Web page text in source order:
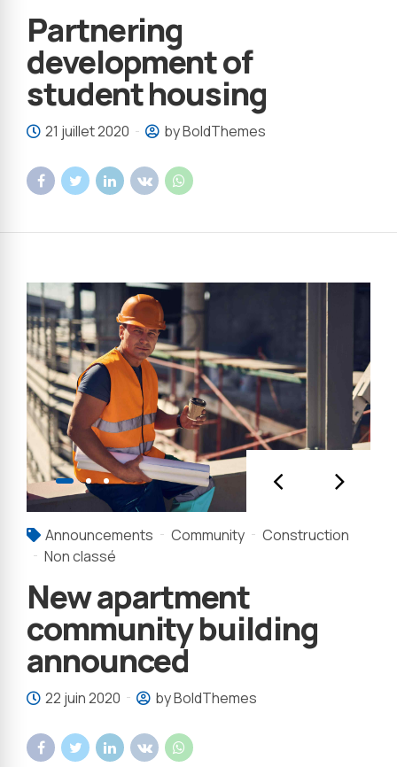
Partnering
development of
student housing
21 juillet 2020 by BoldThemes
Announcements Community
Construction
Non classé
New apartment
community building
announced
22 juin 2020 by BoldThemes